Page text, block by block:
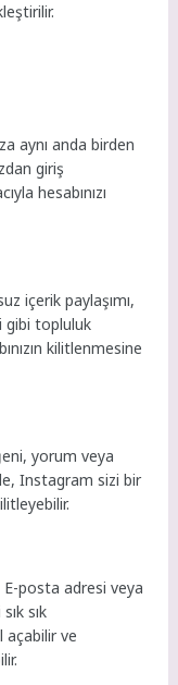
aynı anda birden
giriş
hesabınızı
içerik paylaşımı,
gibi topluluk
kilitlenmesine
yorum veya
Instagram sizi bir
E-posta adresi veya
sık
açabilir ve